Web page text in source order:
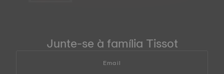
Junte-se à família Tissot
Email